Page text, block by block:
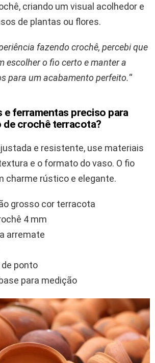
criando um visual acolhedor e
de plantas ou flores.
fazendo crochê, percebi que
escolher o fio certo e manter a
para um acabamento perfeito.“
e ferramentas preciso para
de crochê terracota?
e resistente, use materiais
e o formato do vaso. O fio
charme rústico e elegante.
grosso cor terracota
4 mm
arremate
ponto
para medição